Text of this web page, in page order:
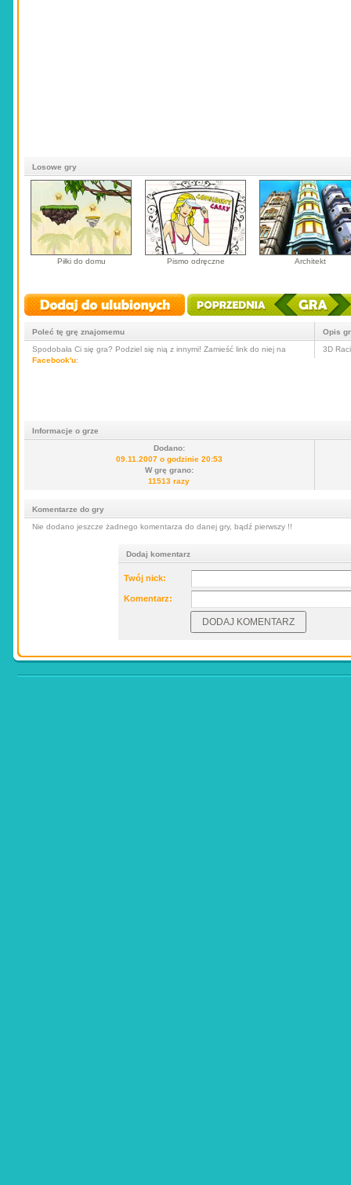
Losowe gry
Piłki do domu Pismo odręczne Architekt
Poleć tę grę znajomemu
Spodobała Ci się gra? Podziel się nią z innymi! Zamieść link do niej na
Facebook'u:
Opis
3D
Informacje o grze
Dodano:
09.11.2007 o godzinie 20:53
W grę grano:
11513 razy
Komentarze do gry
Nie dodano jeszcze żadnego komentarza do danej gry, bądź pierwszy !!
Dodaj komentarz
Twój nick:
Komentarz: